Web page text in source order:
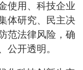
使用 、科技企业
体研究、民主决
范法律风险，确
公开透明。